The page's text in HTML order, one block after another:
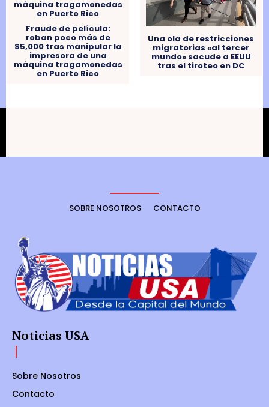
Fraude de película:
roban poco más de
$5,000 tras manipular la
impresora de una
máquina tragamonedas
en Puerto Rico
Una ola de restricciones
migratorias «al tercer
mundo» sacude a EEUU
tras el tiroteo en DC
SOBRE NOSOTROS CONTACTO
Noticias USA
Sobre Nosotros
Contacto